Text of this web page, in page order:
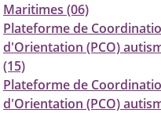
Maritimes (06)
Plateforme de
d'Orientation (PCO)
(15)
Plateforme de
d'Orientation (PCO)